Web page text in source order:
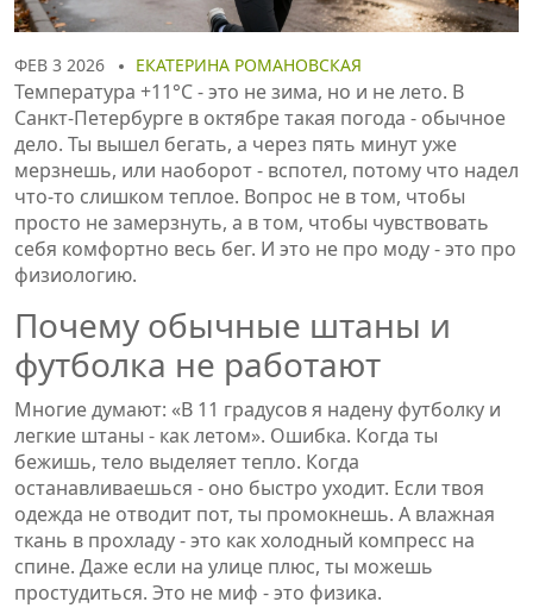
ФЕВ 3 2026 ЕКАТЕРИНА РОМАНОВСКАЯ
Температура +11°C - это не зима, но и не лето. В
Санкт-Петербурге в октябре такая погода - обычное
дело. Ты вышел бегать, а через пять минут уже
мерзнешь, или наоборот - вспотел, потому что надел
что-то слишком теплое. Вопрос не в том, чтобы
просто не замерзнуть, а в том, чтобы чувствовать
себя комфортно весь бег. И это не про моду - это про
физиологию.
Почему обычные штаны и
футболка не работают
Многие думают: «В 11 градусов я надену футболку и
легкие штаны - как летом». Ошибка. Когда ты
бежишь, тело выделяет тепло. Когда
останавливаешься - оно быстро уходит. Если твоя
одежда не отводит пот, ты промокнешь. А влажная
ткань в прохладу - это как холодный компресс на
спине. Даже если на улице плюс, ты можешь
простудиться. Это не миф - это физика.